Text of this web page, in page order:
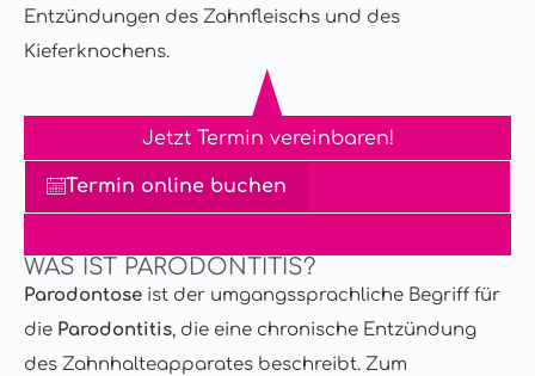
Entzündungen des Zahnfleischs und des
Kieferknochens.
Jetzt Termin vereinbaren!
Termin online buchen
WAS IST PARODONTITIS?
Parodontose ist der umgangssprachliche Begriff für
die Parodontitis, die eine chronische Entzündung
des Zahnhalteapparates beschreibt. Zum